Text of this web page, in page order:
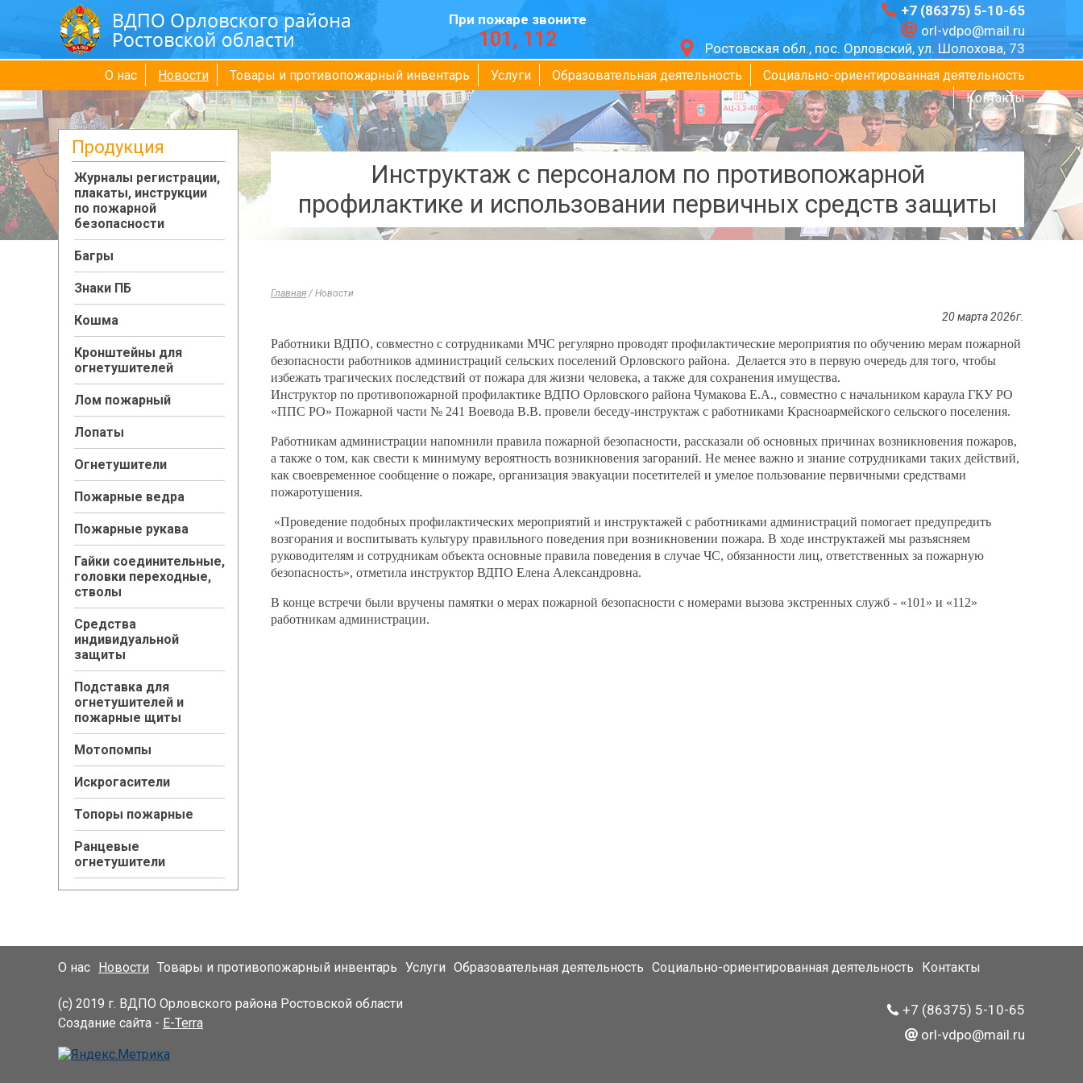
При пожаре звоните
101, 112
+7 (86375) 5-10-65
orl-vdpo@mail.ru
Ростовская обл., пос. Орловский, ул. Шолохова, 73
О нас Новости Товары и противопожарный инвентарь Услуги Образовательная деятельность
Социально-ориентированная деятельность
Контакты
Продукция
Журналы регистрации,
плакаты, инструкции
по пожарной
безопасности
Багры
Знаки ПБ
Кошма
Кронштейны для
огнетушителей
Лом пожарный
Лопаты
Огнетушители
Пожарные ведра
Пожарные рукава
Гайки соединительные,
головки переходные,
стволы
Средства
индивидуальной
защиты
Подставка для
огнетушителей и
пожарные щиты
Мотопомпы
Искрогасители
Топоры пожарные
Ранцевые
огнетушители
Инструктаж с персоналом по противопожарной
профилактике и использовании первичных средств защиты
Главная / Новости
20 марта 2026г.
Работники ВДПО, совместно с сотрудниками МЧС регулярно проводят профилактические мероприятия по обучению мерам пожарной
безопасности работников администраций сельских поселений Орловского района. Делается это в первую очередь для того, чтобы
избежать трагических последствий от пожара для жизни человека, а также для сохранения имущества.
Инструктор по противопожарной профилактике ВДПО Орловского района Чумакова Е.А., совместно с начальником караула ГКУ РО
«ППС РО» Пожарной части № 241 Воевода В.В. провели беседу-инструктаж с работниками Красноармейского сельского поселения.
Работникам администрации напомнили правила пожарной безопасности, рассказали об основных причинах возникновения пожаров,
а также о том, как свести к минимуму вероятность возникновения загораний. Не менее важно и знание сотрудниками таких действий,
как своевременное сообщение о пожаре, организация эвакуации посетителей и умелое пользование первичными средствами
пожаротушения.
«Проведение подобных профилактических мероприятий и инструктажей с работниками администраций помогает предупредить
возгорания и воспитывать культуру правильного поведения при возникновении пожара. В ходе инструктажей мы разъясняем
руководителям и сотрудникам объекта основные правила поведения в случае ЧС, обязанности лиц, ответственных за пожарную
безопасность», отметила инструктор ВДПО Елена Александровна.
В конце встречи были вручены памятки о мерах пожарной безопасности с номерами вызова экстренных служб - «101» и «112»
работникам администрации.
О нас Новости Товары и противопожарный инвентарь Услуги Образовательная деятельность Социально-ориентированная деятельность Контакты
+7 (86375) 5-10-65
orl-vdpo@mail.ru
(с) 2019 г. ВДПО Орловского района Ростовской области
Создание сайта - E-Terra